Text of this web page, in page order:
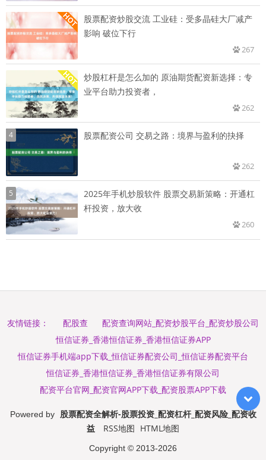
股票配资炒股交流 工业硅：受多晶硅大厂减产
影响 破位下行
267
炒股杠杆是怎么加的 原油期货配资新选择：专
业平台助力投资者，
262
4 股票配资公司 交易之路：境界与盈利的抉择
262
5
2025年手机炒股软件 股票交易新策略：开通杠
杆投资，放大收
260
友情链接： 配股查
配资查询网站_配资炒股平台_配资炒股公司
恒信证券_香港恒信证券_香港恒信证券APP
恒信证券手机端app下载_恒信证券配资公司_恒信证券配资平台
恒信证券_香港恒信证券_香港恒信证券有限公司
配资平台官网_配资官网APP下载_配资股票APP下载
Powered by
股票配资全解析-股票投资_配资杠杆_配资风险_配资收
益
RSS地图 HTML地图
Copyright © 2013-2026